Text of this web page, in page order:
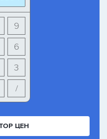
9
6
3
/
ЦЕН